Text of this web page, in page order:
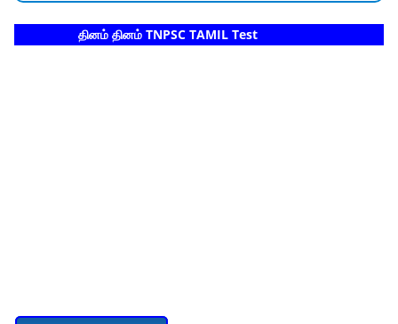
தினம் தினம் TNPSC TAMIL Test